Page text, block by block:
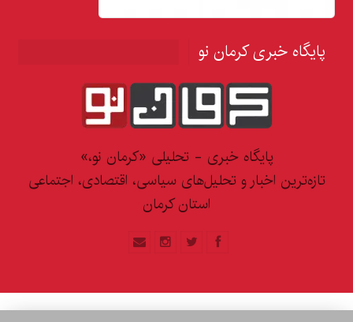
پایگاه خبری کرمان نو
پایگاه خبری - تحلیلی «کرمان نو،»
تازه‌ترین اخبار و تحلیل‌های سیاسی، اقتصادی، اجتماعی
استان کرمان